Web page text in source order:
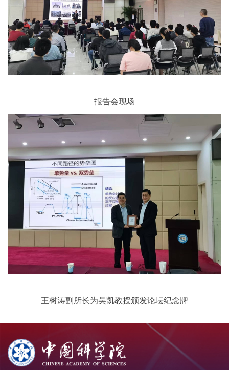
报告会现场
王树涛副所长为吴凯教授颁发论坛纪念牌